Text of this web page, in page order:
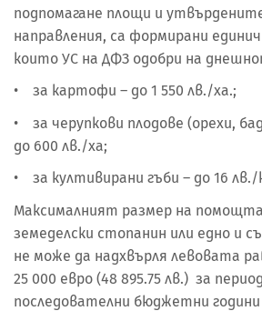
подпомагане площи и
направления, са формирани
които УС на ДФЗ одобри на
• за картофи – до 1 550 лв./ха.;
• за черупкови плодове (орехи,
до 600 лв./ха;
• за култивирани гъби – до 16 лв./
Максималният размер на
земеделски стопанин или едно и
не може да надхвърля левовата
25 000 евро (48 895.75 лв.) за
последователни бюджетни години